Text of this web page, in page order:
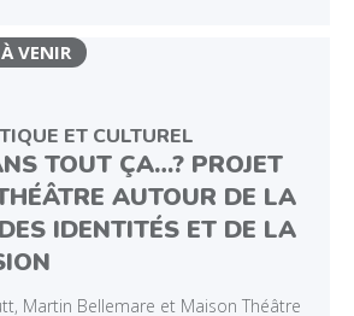
ET CULTUREL
TOUT ÇA…? PROJET
AUTOUR DE LA
IDENTITÉS ET DE LA
Martin Bellemare et Maison Théâtre
VENIR